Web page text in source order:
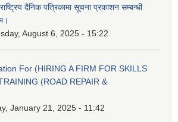
दैनिक पत्रिकामा सूचना प्रकाशन सम्बन्धी
August 6, 2025 - 15:22
For (HIRING A FIRM FOR SKILLS
(ROAD REPAIR &
January 21, 2025 - 11:42